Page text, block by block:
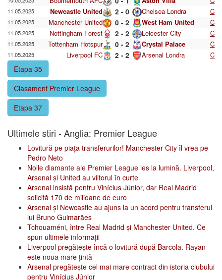
11.05.2025 Newcastle United 2 - 0 Chelsea Londra C
11.05.2025 Manchester United 0 - 2 West Ham United C
11.05.2025 Nottingham Forest 2 - 2 Leicester City C
11.05.2025 Tottenham Hotspur 0 - 2 Crystal Palace C
11.05.2025 Liverpool FC 2 - 2 Arsenal Londra C
Etapa 35
Clasament Premier League
Etapa 37
Ultimele stiri - Anglia: Premier League
Lovitură pe piața transferurilor! Manchester City îl vrea pe
Pedro Neto
Noile diamante ale Premier League ies la lumină. Liverpool,
Arsenal și United au viitorul în curte
Arsenal insistă pentru Vinícius Júnior, dar Real Madrid
solicită 170 de milioane de euro
Arsenal și Newcastle au ajuns la un acord pentru transferul
lui Bruno Guimarães
Tchouaméni, între Real Madrid și Manchester United. Ce
spun ultimele informații
Liverpool pregătește încă o lovitură după Barcola. Rayan
este noua mare țintă
Arsenal pregătește cel mai mare contract din istoria clubului
pentru Vinícius Júnior